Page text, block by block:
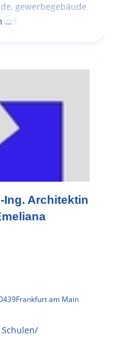
gewerbegebäude
…
Ing. Architektin
Frankfurt am Main